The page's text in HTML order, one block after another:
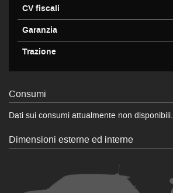
CV fiscali
Garanzia
Trazione
Consumi
Dati sui consumi attualmente non disponibili.
Dimensioni esterne ed interne